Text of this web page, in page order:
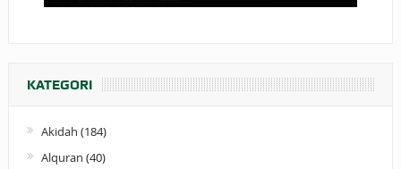
KATEGORI
Akidah (184)
Alquran (40)